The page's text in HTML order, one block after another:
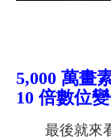
5,000 萬畫
10 倍數位
最後就來看